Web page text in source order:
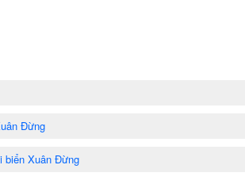
Đừng
biển Xuân Đừng